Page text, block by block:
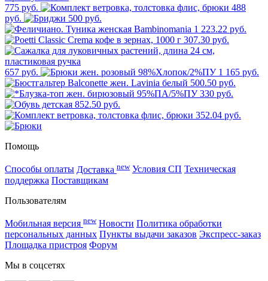
775 руб.
488
руб.
500 руб.
1 223.22 руб.
307.30 руб.
657 руб.
1 165 руб.
500.50 руб.
330 руб.
852.50 руб.
352.04 руб.
Помощь
Способы оплаты Доставка new Условия СП Техническая
поддержка Поставщикам
Пользователям
Мобильная версия new Новости Политика обработки
персональных данных Пункты выдачи заказов Экспресс-заказ
Площадка пристроя Форум
Мы в соцсетях